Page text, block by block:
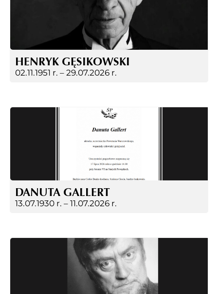
HENRYK GĘSIKOWSKI
02.11.1951 r. – 29.07.2026 r.
DANUTA GALLERT
13.07.1930 r. – 11.07.2026 r.